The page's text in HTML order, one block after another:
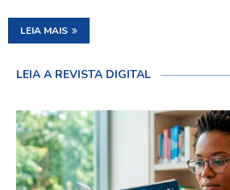
LEIA MAIS
LEIA A REVISTA DIGITAL